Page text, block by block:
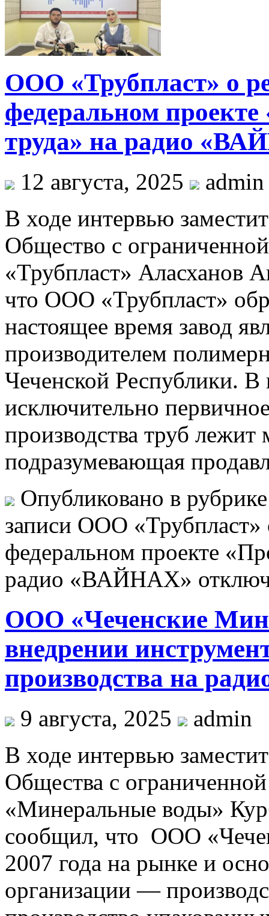
ООО «Трубпласт» о
федеральном
труда» на радио
12 августа, 2025
admin
В ходе интервью
Общество с
«Трубпласт» Аласханов
что ООО «Трубпласт»
настоящее время завод
производителем
Чеченской Республики. В
исключительно
производства труб лежит
подразумевающая
Опубликовано в
записи ООО «Трубпласт»
федеральном проекте
радио «ВАЙНАХ»
ООО «Чеченские
внедрении
производства на
9 августа, 2025
admin
В ходе интервью
Общества с
«Минеральные воды»
сообщил, что ООО
2007 года на рынке и
организации —